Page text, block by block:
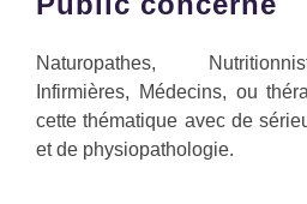
Naturopathes,
Infirmières, Médecins, ou
cette thématique avec de
et de physiopathologie.